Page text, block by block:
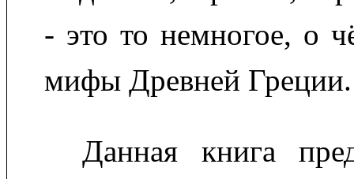
- это то немногое, о
мифы Древней Греции.
Данная книга